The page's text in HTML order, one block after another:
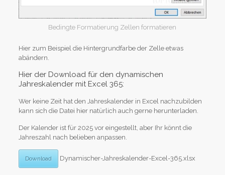
Bedingte Formatierung Zellen formatieren
Hier zum Beispiel die Hintergrundfarbe der Zelle etwas
abändern.
Hier der Download für den dynamischen
Jahreskalender mit Excel 365:
Wer keine Zeit hat den Jahreskalender in Excel nachzubilden
kann sich die Datei hier natürlich auch gerne herunterladen.
Der Kalender ist für 2025 vor eingestellt, aber Ihr könnt die
Jahreszahl nach belieben anpassen.
Download Dynamischer-Jahreskalender-Excel-365.xlsx